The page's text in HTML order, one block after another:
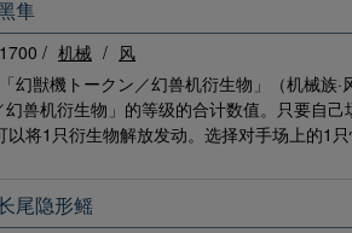
隼
1700 / 机械 / 风
幻獣機トークン／幻兽机衍生物」（机械族·
兽机衍生物」的等级的合计数值。只要自
将1只衍生物解放发动。选择对手场上的1
尾隐形鳐